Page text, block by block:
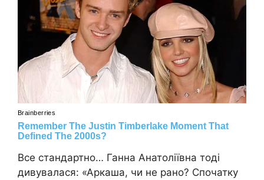
Все стандартно… Ганна Анатоліївна тоді
дивувалася: «Аркаша, чи не рано? Спочатку